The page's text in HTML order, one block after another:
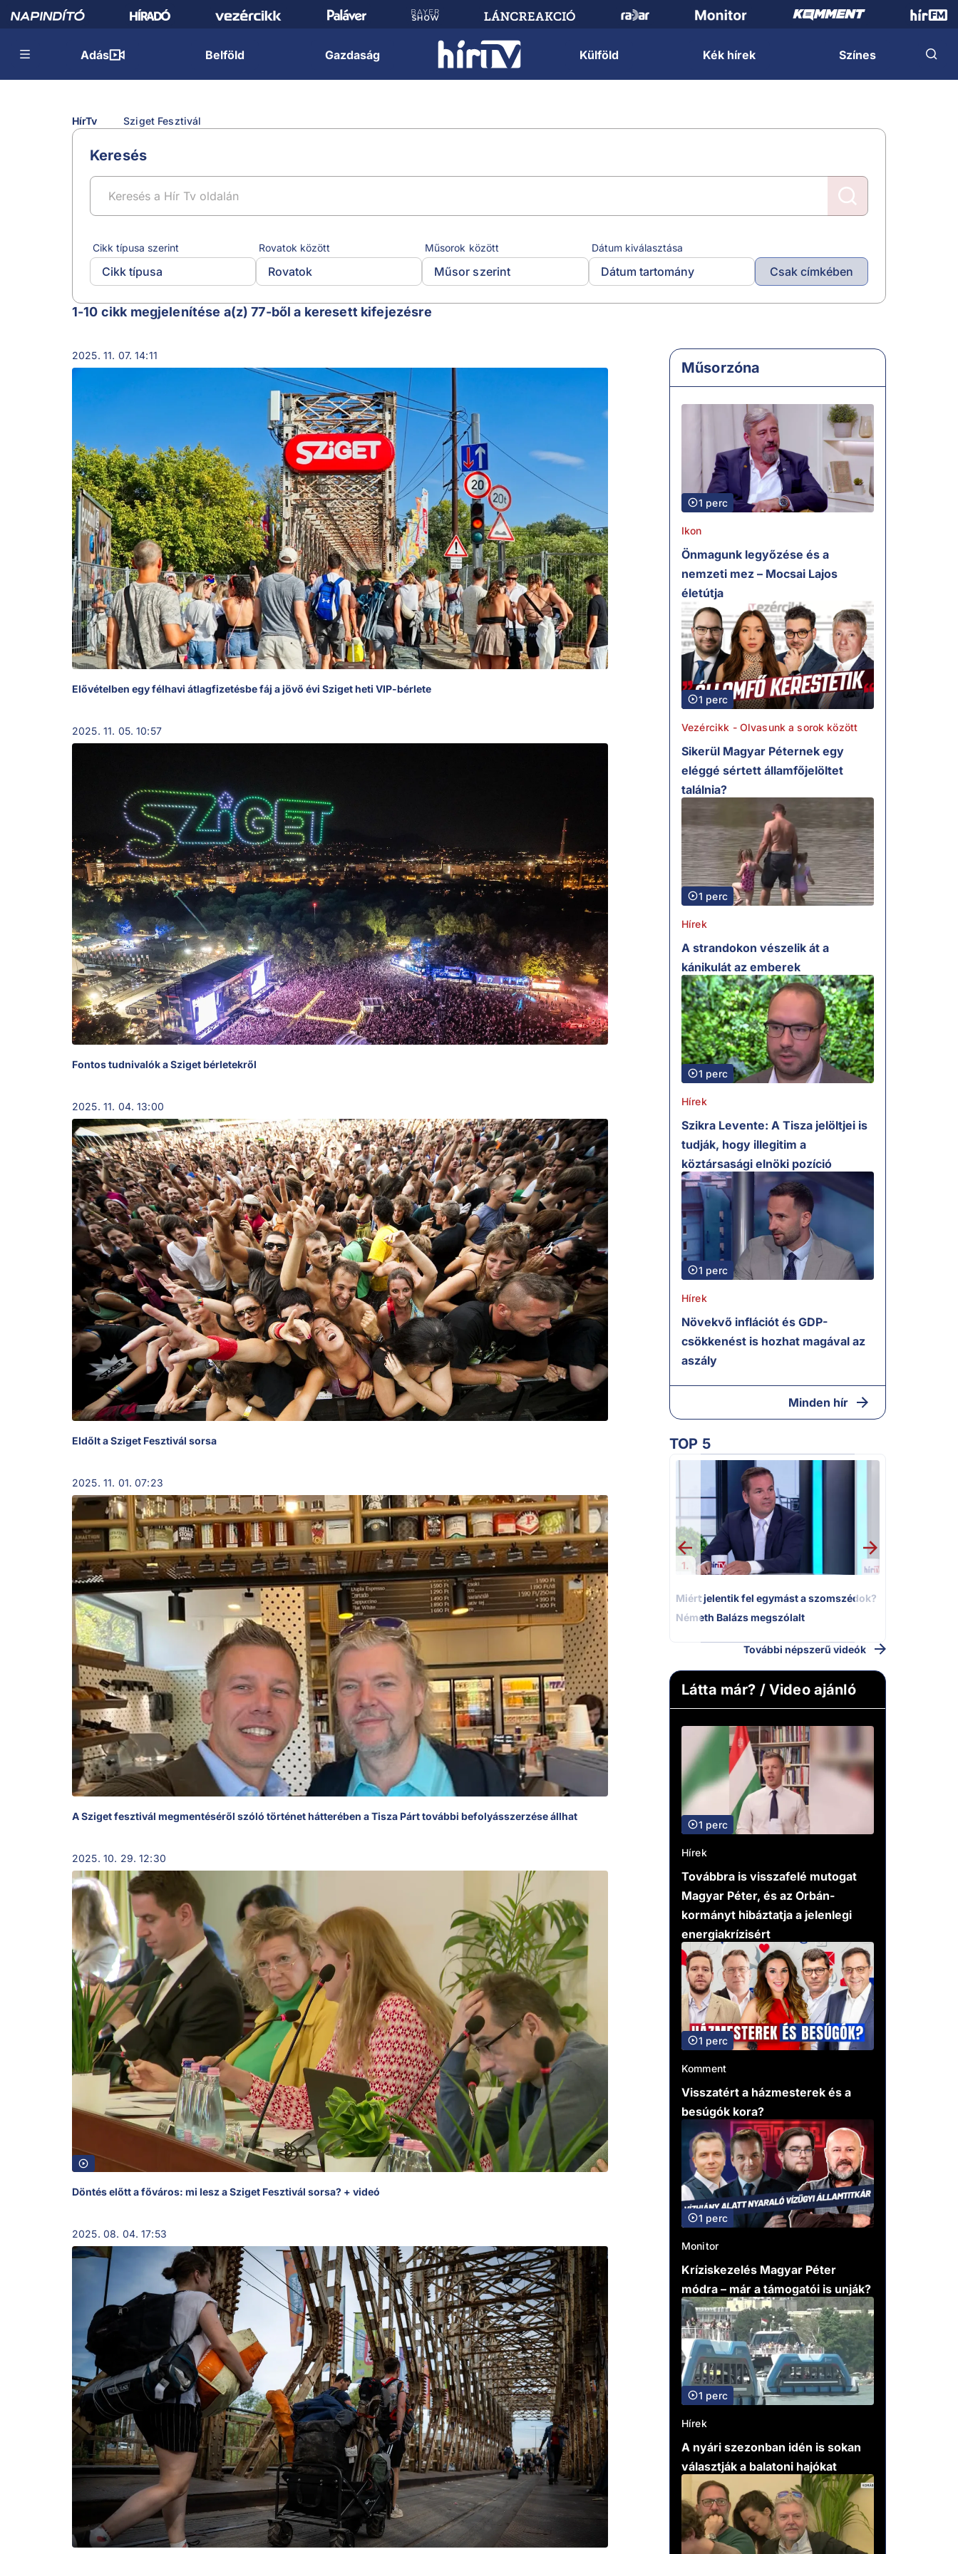
Adás Belföld Gazdaság Külföld Kék hírek Színes
HírTv Sziget Fesztivál
Keresés
Cikk típusa szerint
Cikk típusa
Rovatok között
Rovatok
Műsorok között
Műsor szerint
Dátum kiválasztása
Dátum tartomány Csak címkében
Sziget Fesztivál
1-10 cikk megjelenítése a(z) 77-ből a keresett kifejezésre
2025. 11. 07. 14:11
Elővételben egy félhavi átlagfizetésbe fáj a jövő évi Sziget heti VIP-bérlete
2025. 11. 05. 10:57
Fontos tudnivalók a Sziget bérletekről
2025. 11. 04. 13:00
Eldőlt a Sziget Fesztivál sorsa
2025. 11. 01. 07:23
A Sziget fesztivál megmentéséről szóló történet hátterében a Tisza Párt további befolyásszerzése állhat
2025. 10. 29. 12:30
Döntés előtt a főváros: mi lesz a Sziget Fesztivál sorsa? + videó
2025. 08. 04. 17:53
Műsorzóna
1 perc
Ikon
Önmagunk legyőzése és a
nemzeti mez – Mocsai Lajos
életútja
1 perc
Vezércikk - Olvasunk a sorok között
Sikerül Magyar Péternek egy
eléggé sértett államfőjelöltet
találnia?
1 perc
Hírek
A strandokon vészelik át a
kánikulát az emberek
1 perc
Hírek
Szikra Levente: A Tisza jelöltjei is
tudják, hogy illegitim a
köztársasági elnöki pozíció
1 perc
Hírek
Növekvő inflációt és GDP-
csökkenést is hozhat magával az
aszály
Minden hír
TOP 5
1.
Miért jelentik fel egymást a szomszédok?
Németh Balázs megszólalt
További népszerű videók
Látta már? / Video ajánló
1 perc
Hírek
Továbbra is visszafelé mutogat
Magyar Péter, és az Orbán-
kormányt hibáztatja a jelenlegi
energiakrízisért
1 perc
Komment
Visszatért a házmesterek és a
besúgók kora?
1 perc
Monitor
Kríziskezelés Magyar Péter
módra – már a támogatói is unják?
1 perc
Hírek
A nyári szezonban idén is sokan
választják a balatoni hajókat